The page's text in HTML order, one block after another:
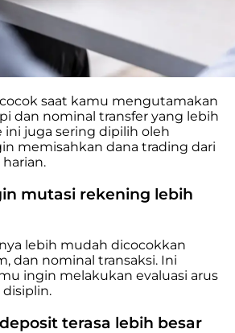
saat kamu mengutamakan
dan nominal transfer yang lebih
juga sering dipilih oleh
memisahkan dana trading dari
mutasi rekening lebih
lebih mudah dicocokkan
dan nominal transaksi. Ini
ingin melakukan evaluasi arus
disiplin.
terasa lebih besar